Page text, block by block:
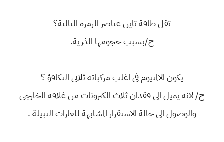
تقل طاقة تاين عناصر الزمرة الثالثة؟
ج/بسبب حجومها الذرية.
يكون الالمنيوم في اغلب مركباته ثلاثي التكافؤ ؟
ج/ لانه يميل الى فقدان ثلاث الكترونات من غلافه الخارجي
والوصول الى حالة الاستقرار المشابهة للغازات النبيلة .